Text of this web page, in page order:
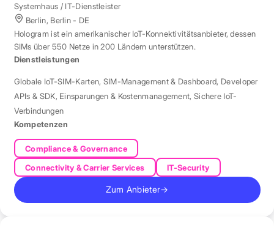
Systemhaus / IT-Dienstleister
Berlin, Berlin - DE
Hologram ist ein amerikanischer IoT-Konnektivitätsanbieter, dessen
SIMs über 550 Netze in 200 Ländern unterstützen.
Dienstleistungen
Globale IoT-SIM-Karten, SIM-Management & Dashboard, Developer
APIs & SDK, Einsparungen & Kostenmanagement, Sichere IoT-
Verbindungen
Kompetenzen
Compliance & Governance
Connectivity & Carrier Services
IT-Security
Zum Anbieter→